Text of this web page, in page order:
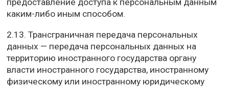
предоставление доступа к персональным данным
каким-либо иным способом.
2.13. Трансграничная передача персональных
данных — передача персональных данных на
территорию иностранного государства органу
власти иностранного государства, иностранному
физическому или иностранному юридическому